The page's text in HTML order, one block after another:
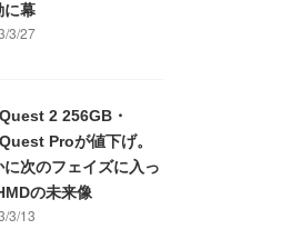
に幕
3/27
2 256GB・
Proが値下げ。
に次のフェイズに入っ
の未来像
3/13